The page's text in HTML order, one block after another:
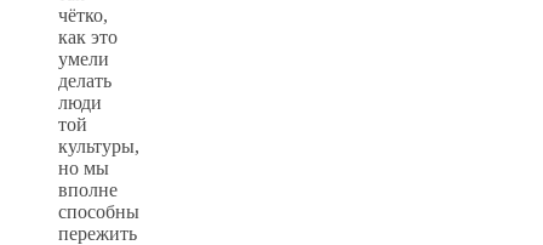
чётко,
как это
умели
делать
люди
той
культуры,
но мы
вполне
способны
пережить